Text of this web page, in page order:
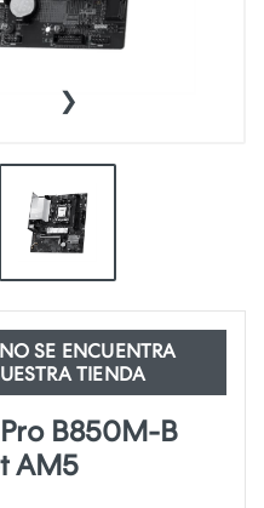
›
SE ENCUENTRA
TIENDA
B850M-B
AM5